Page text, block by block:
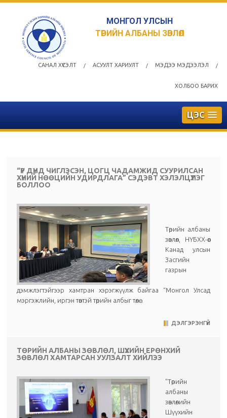
МОНГОЛ УЛСЫН
ТӨРИЙН АЛБАНЫ ЗӨВЛӨЛ
САНАЛ ХҮСЭЛТ / АСУУЛТ ХАРИУЛТ / МЭДЭЭ МЭДЭЭЛЭЛ /
ХОЛБОО БАРИХ
ЦЭС
“ҮР ДҮНД ЧИГЛЭСЭН, ЦОГЦ ЧАДАМЖИД СУУРИЛСАН
ХҮНИЙ НӨӨЦИЙН УДИРДЛАГА” СЭДЭВТ ХЭЛЭЛЦҮҮЛЭГ
БОЛЛОО
Төрийн албаны
зөвлөл, НҮБХХ-өөс
Канад улсын
Засгийн
газрын
дэмжлэгтэйгээр хамтран хэрэгжүүлж байгаа “Монгол Улсад
мэргэжлийн, иргэн төвтэй төрийн албыг төлө...
ДЭЛГЭРЭНГҮЙ
ТӨРИЙН АЛБАНЫ ЗӨВЛӨЛ, ШҮҮХИЙН ЕРӨНХИЙ
ЗӨВЛӨЛ ХАМТАРСАН УУЛЗАЛТ ХИЙЛЭЭ
"Төрийн
албаны
зөвлөлийн
Шүүхийн